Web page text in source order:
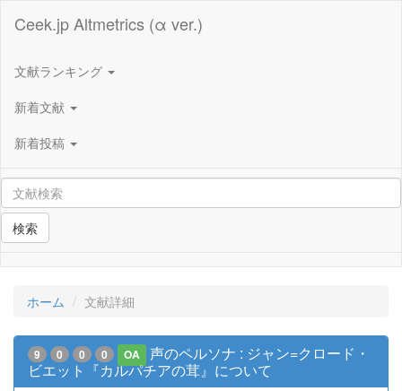
Ceek.jp Altmetrics (α ver.)
文献ランキング
新着文献
新着投稿
検索
ホーム 文献詳細
9 0 0 0 OA
声のペルソナ : ジャン=クロード・
ビエット『カルパチアの茸』について